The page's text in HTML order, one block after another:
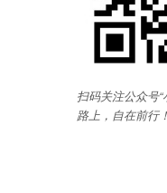
扫码关注公众号
路上，自在前行！